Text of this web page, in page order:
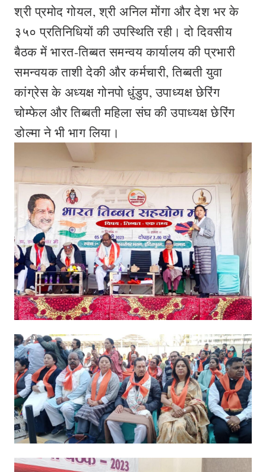
श्री प्रमोद गोयल, श्री अनिल मोंगा और देश भर के
३५० प्रतिनिधियों की उपस्थिति रही। दो दिवसीय
बैठक में भारत-तिब्बत समन्वय कार्यालय की प्रभारी
समन्वयक ताशी देकी और कर्मचारी, तिब्बती युवा
कांग्रेस के अध्यक्ष गोनपो धुंडुप, उपाध्यक्ष छेरिंग
चोम्फेल और तिब्बती महिला संघ की उपाध्यक्ष छेरिंग
डोल्मा ने भी भाग लिया।